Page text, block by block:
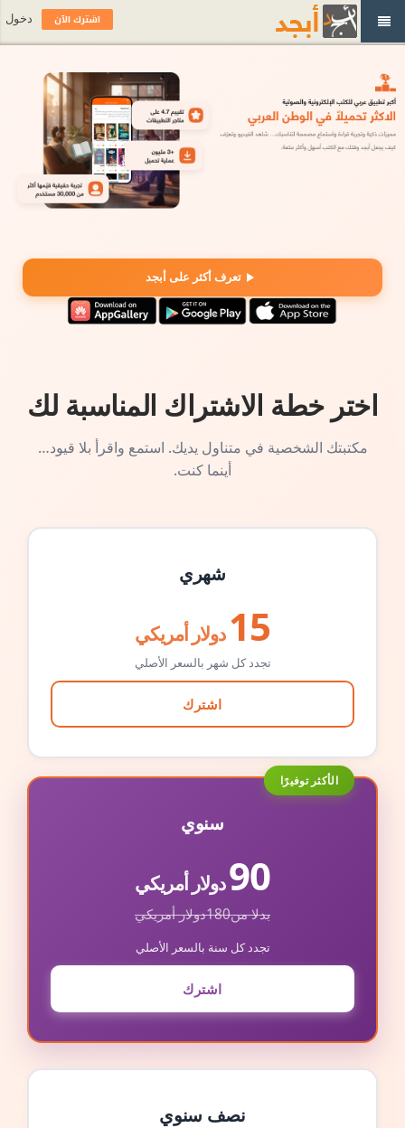
تعرف أكثر على أبجد
اختر خطة الاشتراك المناسبة لك
مكتبتك الشخصية في متناول يديك. استمع واقرأ بلا قيود…
أينما كنت.
شهري
15 دولار أمريكي
تجدد كل شهر بالسعر الأصلي
اشترك
الأكثر توفيرًا
سنوي
90دولار أمريكي
بدلا من180دولار أمريكي
تجدد كل سنة بالسعر الأصلي
اشترك
نصف سنوي
اشترك الآن دخول